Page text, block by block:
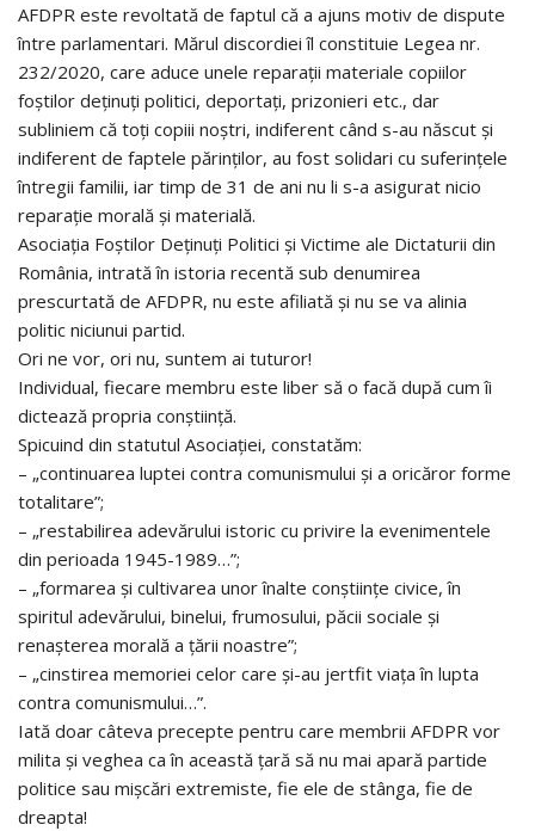
AFDPR este revoltată de faptul că a ajuns motiv de dispute
între parlamentari. Mărul discordiei îl constituie Legea nr.
232/2020, care aduce unele reparații materiale copiilor
foștilor deținuți politici, deportați, prizonieri etc., dar
subliniem că toți copiii noștri, indiferent când s-au născut și
indiferent de faptele părinților, au fost solidari cu suferințele
întregii familii, iar timp de 31 de ani nu li s-a asigurat nicio
reparație morală și materială.
Asociația Foștilor Deținuți Politici și Victime ale Dictaturii din
România, intrată în istoria recentă sub denumirea
prescurtată de AFDPR, nu este afiliată și nu se va alinia
politic niciunui partid.
Ori ne vor, ori nu, suntem ai tuturor!
Individual, fiecare membru este liber să o facă după cum îi
dictează propria conștiință.
Spicuind din statutul Asociației, constatăm:
– „continuarea luptei contra comunismului și a oricăror forme
totalitare”;
– „restabilirea adevărului istoric cu privire la evenimentele
din perioada 1945-1989…”;
– „formarea și cultivarea unor înalte conștiințe civice, în
spiritul adevărului, binelui, frumosului, păcii sociale și
renașterea morală a țării noastre”;
– „cinstirea memoriei celor care și-au jertfit viața în lupta
contra comunismului…”.
Iată doar câteva precepte pentru care membrii AFDPR vor
milita și veghea ca în această țară să nu mai apară partide
politice sau mișcări extremiste, fie ele de stânga, fie de
dreapta!